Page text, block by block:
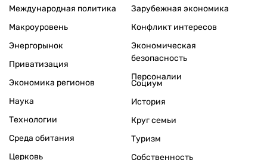
Международная политика
Макроуровень
Энергорынок
Приватизация
Экономика регионов
Зарубежная экономика
Конфликт интересов
Экономическая
безопасность
Персоналии
Наука
Технологии
Среда обитания
Церковь
Социум
История
Круг семьи
Туризм
Собственность